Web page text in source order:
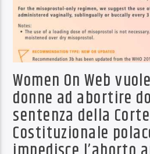
Women On Web
donne ad abortire
sentenza della Corte
Costituzionale